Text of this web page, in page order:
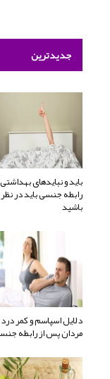
جدیدترین
باید و نبایدهای
رابطه جنسی باید در
باشید
دلایل اسپاسم و کمر
مردان پس از رابطه